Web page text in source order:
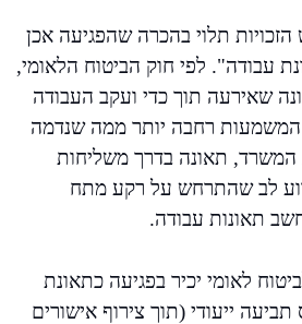
תלוי בהכרה שהפגיעה אכן
עבודה". לפי חוק הביטוח הלאומי,
שאירעה תוך כדי ועקב העבודה
המשמעות רחבה יותר ממה שנדמה
תאונה בדרך משליחות
לב שהתרחש על רקע מתח
תאונות עבודה.
לאומי יכיר בפגיעה כתאונת
ייעודי (תוך צירוף אישורים